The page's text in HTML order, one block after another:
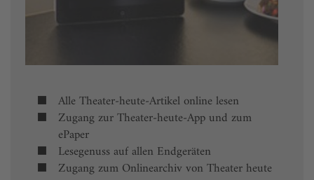
Alle Theater-heute-Artikel online lesen
Zugang zur Theater-heute-App und zum
ePaper
Lesegenuss auf allen Endgeräten
Zugang zum Onlinearchiv von Theater heute